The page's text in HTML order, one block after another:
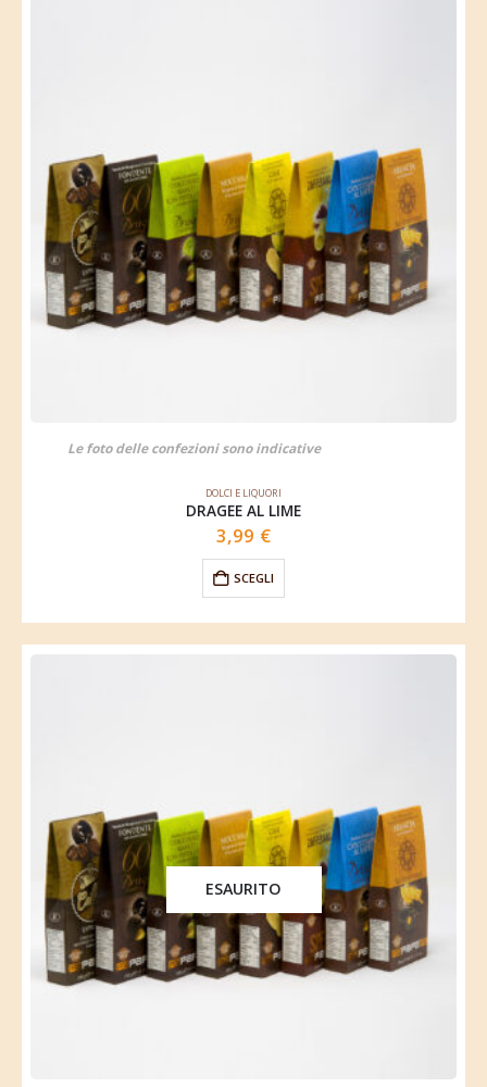
Le foto delle confezioni sono indicative
DOLCI E LIQUORI
DRAGEE AL LIME
3,99 €
SCEGLI
ESAURITO